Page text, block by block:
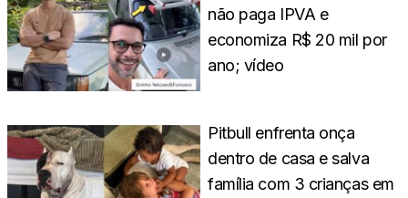
não paga IPVA e
economiza R$ 20 mil por
ano; vídeo
Pitbull enfrenta onça
dentro de casa e salva
família com 3 crianças em